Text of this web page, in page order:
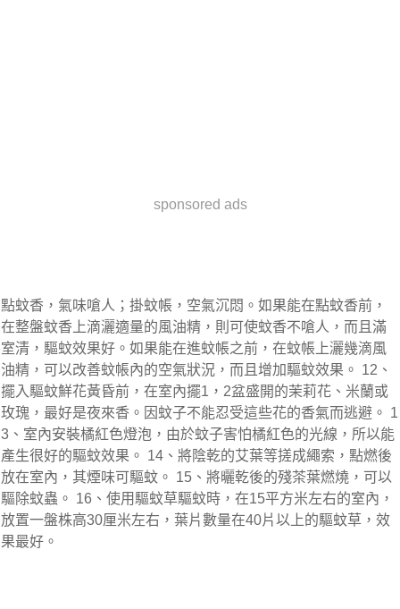
sponsored ads
點蚊香，氣味嗆人；掛蚊帳，空氣沉悶。如果能在點蚊香前，
在整盤蚊香上滴灑適量的風油精，則可使蚊香不嗆人，而且滿
室清，驅蚊效果好。如果能在進蚊帳之前，在蚊帳上灑幾滴風
油精，可以改善蚊帳內的空氣狀況，而且增加驅蚊效果。 12、
擺入驅蚊鮮花黃昏前，在室內擺1，2盆盛開的茉莉花、米蘭或
玫瑰，最好是夜來香。因蚊子不能忍受這些花的香氣而逃避。 1
3、室內安裝橘紅色燈泡，由於蚊子害怕橘紅色的光線，所以能
產生很好的驅蚊效果。 14、將陰乾的艾葉等搓成繩索，點燃後
放在室內，其煙味可驅蚊。 15、將曬乾後的殘茶葉燃燒，可以
驅除蚊蟲。 16、使用驅蚊草驅蚊時，在15平方米左右的室內，
放置一盤株高30厘米左右，葉片數量在40片以上的驅蚊草，效
果最好。